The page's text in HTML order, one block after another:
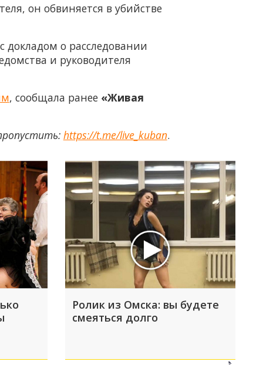
он обвиняется в убийстве
докладом о расследовании
и руководителя
, сообщала ранее «Живая
https://t.me/live_kuban.
Ролик из Омска: вы будете
смеяться долго